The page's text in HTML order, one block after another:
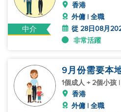
中介
香港
外傭 | 全職
從 28日08月
非常活躍
9月份需要本
1個成人 + 2個小孩
香港
外傭 | 全職